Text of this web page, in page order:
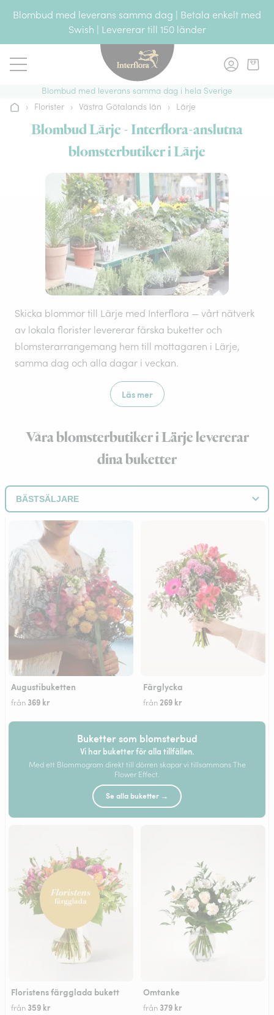
Blombud med leverans samma dag | Betala enkelt med
Swish | Levererar till 150 länder
Blombud med leverans samma dag i hela Sverige
Hem› Florister › Västra Götalands län › Lärje
Blombud Lärje - Interflora-anslutna
blomsterbutiker i Lärje
Skicka blommor till Lärje med Interflora — vårt nätverk
av lokala florister levererar färska buketter och
blomsterarrangemang hem till mottagaren i Lärje,
samma dag och alla dagar i veckan.
Läs mer
Våra blomsterbutiker i Lärje levererar
dina buketter
Augustibuketten
från 369 kr
Färglycka
från 269 kr
Buketter som blomsterbud
Vi har buketter för alla tillfällen.
Med ett Blommogram direkt till dörren skapar vi tillsammans The
Flower Effect.
Se alla buketter →
Floristens färgglada bukett
från 359 kr
Omtanke
från 379 kr